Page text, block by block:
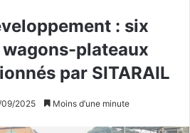
: six
plateaux
par SITARAIL
09/2025 Moins d’une minute